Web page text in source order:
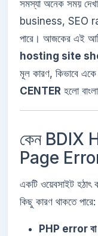
সমস্যা অনেক সময়
business, SEO
পারে। আজকের এই
hosting site
মূল কারণ, কিভাবে
CENTER হলো
কেন BDIX
Page
একটি ওয়েবসাইট
কিছু কারণ থাকতে পারে:
PHP error